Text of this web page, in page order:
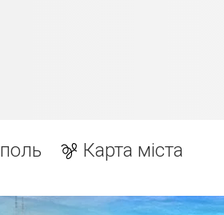
Карта міста